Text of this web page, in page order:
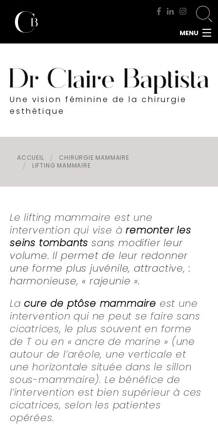
MENU
DOCTEUR BAPTISTA
CHIRURGIE MAMMAIRE
CHIRURGIE DU VISAGE
CHIRURGIE DE LA SILHOUETTE
CHIRURGIE INTIME
MÉDECINE ESTHÉTIQUE
RENDEZ-VOUS
Une vision féminine de la chirurgie
esthétique
ACCUEIL
CHIRURGIE MAMMAIRE
LIFTING MAMMAIRE
Le lifting mammaire est une
intervention qui vise àremonter les
seins tombants sans modifier leur
volume. Il permet de leur redonner
une forme plus juvénile, attractive, :
harmonieuse, « rajeunie ».
La cure de ptôse mammaire est une
intervention qui ne peut se faire sans
cicatrices, le plus souvent en forme
de T ou en « ancre de marine » (une
autour de l’aréole, une verticale et
une horizontale située dans le sillon
sous-mammaire). Le bénéfice de
l’intervention est bien supérieur à ces
cicatrices, selon les patientes
opérées.